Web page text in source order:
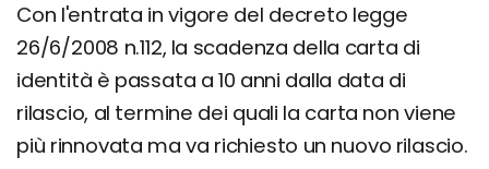
Con l'entrata in vigore del decreto legge
26/6/2008 n.112, la scadenza della carta di
identità è passata a 10 anni dalla data di
rilascio, al termine dei quali la carta non viene
più rinnovata ma va richiesto un nuovo rilascio.